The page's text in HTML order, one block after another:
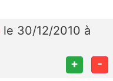
le 30/12/2010 à
+ -